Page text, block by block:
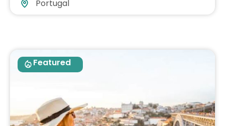
Portugal
Featured